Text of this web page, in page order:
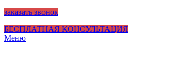
заказать звонок
БЕСПЛАТНАЯ КОНСУЛЬТАЦИЯ
Меню